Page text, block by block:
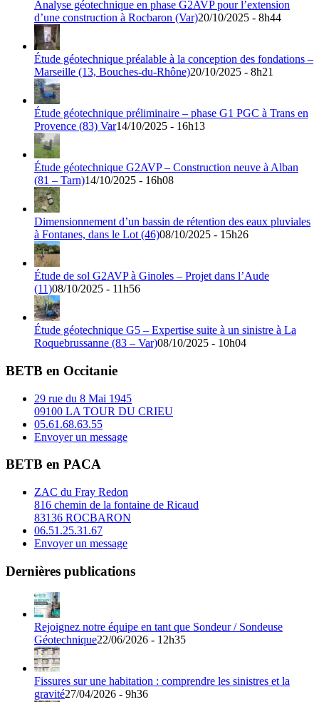
Analyse géotechnique en phase G2AVP pour l’extension
d’une construction à Rocbaron (Var)20/10/2025 - 8h44
Étude géotechnique préalable à la conception des fondations –
Marseille (13, Bouches-du-Rhône)20/10/2025 - 8h21
Étude géotechnique préliminaire – phase G1 PGC à Trans en
Provence (83) Var14/10/2025 - 16h13
Étude géotechnique G2AVP – Construction neuve à Alban
(81 – Tarn)14/10/2025 - 16h08
Dimensionnement d’un bassin de rétention des eaux pluviales
à Fontanes, dans le Lot (46)08/10/2025 - 15h26
Étude de sol G2AVP à Ginoles – Projet dans l’Aude
(11)08/10/2025 - 11h56
Étude géotechnique G5 – Expertise suite à un sinistre à La
Roquebrussanne (83 – Var)08/10/2025 - 10h04
BETB en Occitanie
29 rue du 8 Mai 1945
09100 LA TOUR DU CRIEU
05.61.68.63.55
Envoyer un message
BETB en PACA
ZAC du Fray Redon
816 chemin de la fontaine de Ricaud
83136 ROCBARON
06.51.25.31.67
Envoyer un message
Dernières publications
Rejoignez notre équipe en tant que Sondeur / Sondeuse
Géotechnique22/06/2026 - 12h35
Fissures sur une habitation : comprendre les sinistres et la
gravité27/04/2026 - 9h36